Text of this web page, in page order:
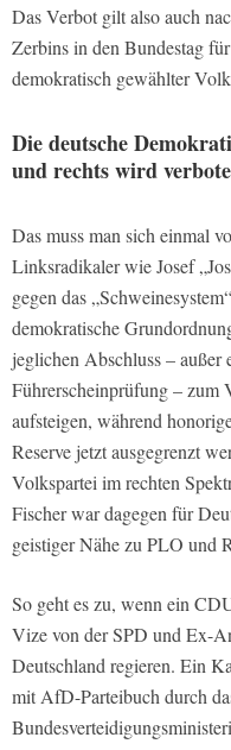
Das Verbot gilt also auch
Zerbins in den Bundestag
demokratisch gewählter
Die deutsche
und rechts wird
Das muss man sich einmal
Linksradikaler wie Josef
gegen das
demokratische
jeglichen Abschluss – außer
Führerscheinprüfung –
aufsteigen, während
Reserve jetzt ausgegrenzt
Volkspartei im rechten
Fischer war dagegen für
geistiger Nähe zu PLO und
So geht es zu, wenn ein
Vize von der SPD und Ex-
Deutschland regieren. Ein
mit AfD-Parteibuch durch